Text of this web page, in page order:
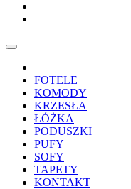
FOTELE
KOMODY
KRZESŁA
ŁÓŻKA
PODUSZKI
PUFY
SOFY
TAPETY
KONTAKT